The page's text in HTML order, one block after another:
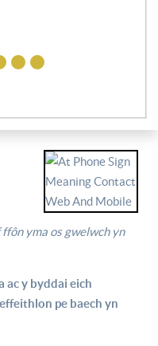
yma os gwelwch yn
ac y byddai eich
pe baech yn